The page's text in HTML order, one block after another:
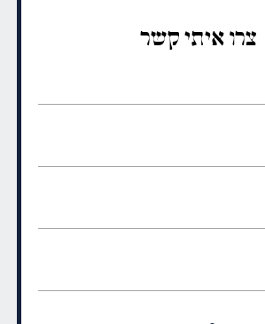
צרו איתי קשר
(חובה)
(חובה)